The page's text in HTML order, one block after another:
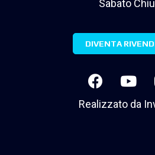
Sabato
DIVENTA
Realizzato da